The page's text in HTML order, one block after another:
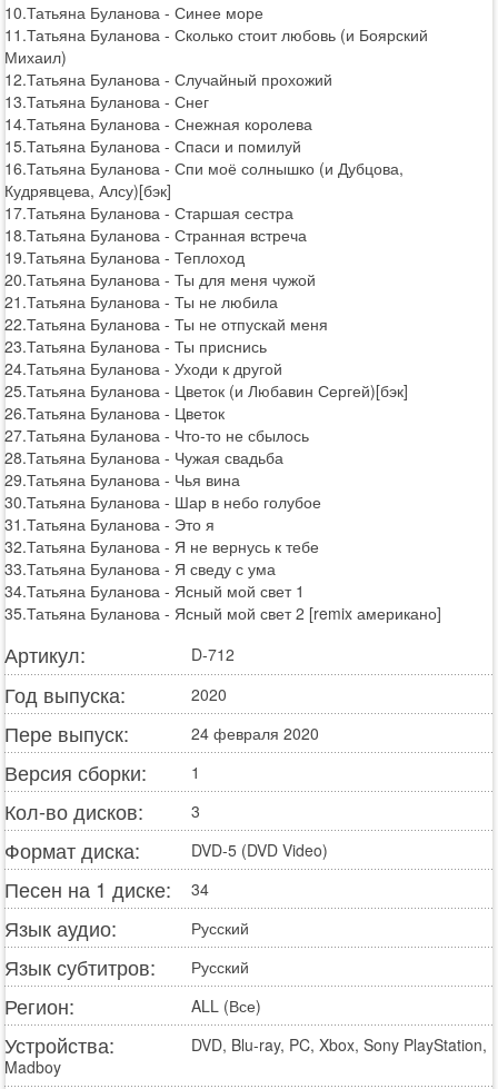
10.Татьяна Буланова - Синее море
11.Татьяна Буланова - Сколько стоит любовь (и Боярский
Михаил)
12.Татьяна Буланова - Случайный прохожий
13.Татьяна Буланова - Снег
14.Татьяна Буланова - Снежная королева
15.Татьяна Буланова - Спаси и помилуй
16.Татьяна Буланова - Спи моё солнышко (и Дубцова,
Кудрявцева, Алсу)[бэк]
17.Татьяна Буланова - Старшая сестра
18.Татьяна Буланова - Странная встреча
19.Татьяна Буланова - Теплоход
20.Татьяна Буланова - Ты для меня чужой
21.Татьяна Буланова - Ты не любила
22.Татьяна Буланова - Ты не отпускай меня
23.Татьяна Буланова - Ты приснись
24.Татьяна Буланова - Уходи к другой
25.Татьяна Буланова - Цветок (и Любавин Сергей)[бэк]
26.Татьяна Буланова - Цветок
27.Татьяна Буланова - Что-то не сбылось
28.Татьяна Буланова - Чужая свадьба
29.Татьяна Буланова - Чья вина
30.Татьяна Буланова - Шар в небо голубое
31.Татьяна Буланова - Это я
32.Татьяна Буланова - Я не вернусь к тебе
33.Татьяна Буланова - Я сведу с ума
34.Татьяна Буланова - Ясный мой свет 1
35.Татьяна Буланова - Ясный мой свет 2 [remix американо]
Артикул: D-712
Год выпуска: 2020
Пере выпуск: 24 февраля 2020
Версия сборки: 1
Кол-во дисков: 3
Формат диска: DVD-5 (DVD Video)
Песен на 1 диске: 34
Язык аудио: Русский
Язык субтитров: Русский
Регион: ALL (Все)
Устройства:
DVD, Blu-ray, PC, Xbox, Sony PlayStation,
Madboy